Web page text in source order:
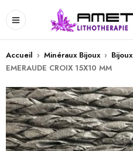
Accueil › Minéraux Bijoux › Bijoux
EMERAUDE CROIX 15X10 MM